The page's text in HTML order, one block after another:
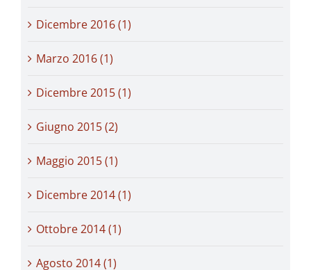
Dicembre 2016 (1)
Marzo 2016 (1)
Dicembre 2015 (1)
Giugno 2015 (2)
Maggio 2015 (1)
Dicembre 2014 (1)
Ottobre 2014 (1)
Agosto 2014 (1)